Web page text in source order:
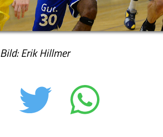
Bild: Erik Hillmer